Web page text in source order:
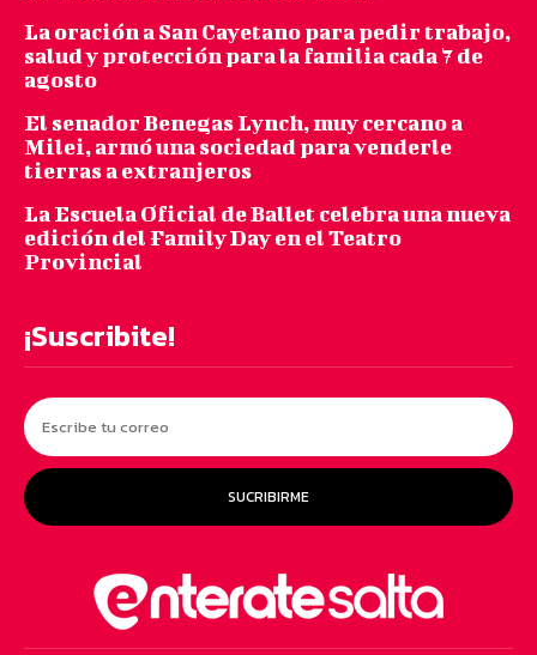
La oración a San Cayetano para pedir trabajo,
salud y protección para la familia cada 7 de
agosto
El senador Benegas Lynch, muy cercano a
Milei, armó una sociedad para venderle
tierras a extranjeros
La Escuela Oficial de Ballet celebra una nueva
edición del Family Day en el Teatro
Provincial
¡Suscribite!
SUCRIBIRME